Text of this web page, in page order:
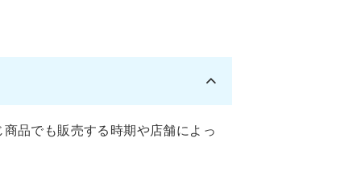
品でも販売する時期や店舗によっ